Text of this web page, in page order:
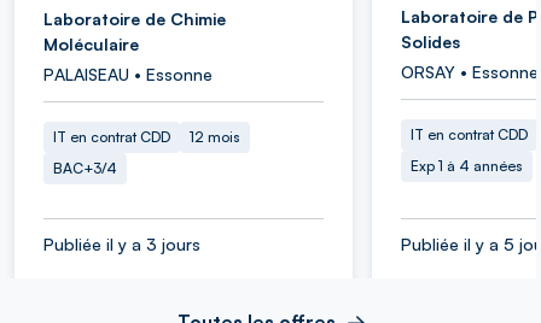
Laboratoire de Chimie
Moléculaire
PALAISEAU • Essonne
IT en contrat CDD
12 mois
BAC+3/4
Publiée il y a 3 jours
Laboratoire de
Solides
ORSAY • Essonne
IT en contrat CDD
Exp 1 à 4 années
Publiée il y a 5